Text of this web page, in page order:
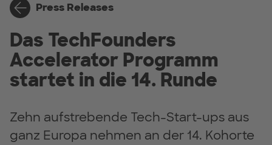
Press Releases
Das TechFounders
Accelerator Programm
startet in die 14. Runde
Zehn aufstrebende Tech-Start-ups aus
ganz Europa nehmen an der 14. Kohorte